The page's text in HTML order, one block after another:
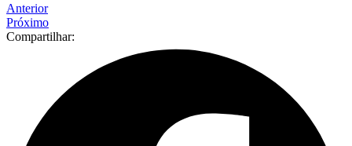
Anterior
Próximo
Compartilhar: